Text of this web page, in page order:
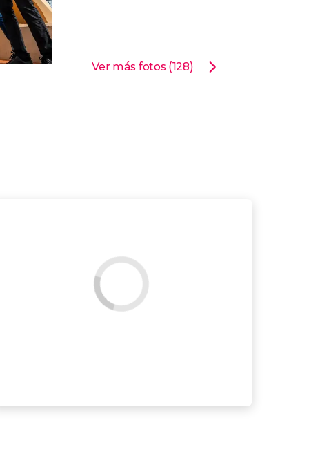
Ver más fotos (128)